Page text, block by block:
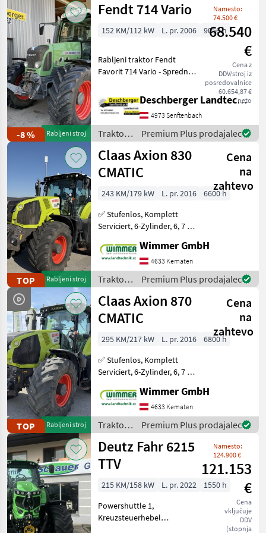
-8 % Rabljeni stroj
Fendt 714 Vario
Namesto:
74.500 €
68.540
€
Cena z
DDV/stroj iz
posredovalnice
60.654,87 €
neto
152 KM/112 kW L. pr. 2006 9056 h
Rabljeni traktor Fendt
Favorit 714 Vario - Sprednje
ventil dw 1/1 zadaj DUDK -
Dodatni ventil dw 1/2 zadaj
DUDK - Dodatni ventil dw
1/3
Deschberger Landtechnik GmbH
4973 Senftenbach
Traktor /
Fendt
Premium Plus prodajalec
TOP Rabljeni stroj
Claas Axion 830
CMATIC
Cena
na
zahtevo
243 KM/179 kW L. pr. 2016
6600 h
✅ Stufenlos, Komplett
Serviciert, 6-Zylinder, 6, 7 L,
CLAAS AXION 830 CMATIC
aus dem Jahr 2016 ist ein
richtig starker Allrounder
für Feld und
Wimmer GmbH
4633 Kematen
Traktor /
Claas
Premium Plus prodajalec
TOP Rabljeni stroj
Claas Axion 870
CMATIC
Cena
na
zahtevo
295 KM/217 kW L. pr. 2016
6800 h
✅ Stufenlos, Komplett
Serviciert, 6-Zylinder, 6, 7 L,
CLAAS AXION 870 CMATIC
aus dem Jahr 2016 ist ein
richtig starker Allrounder
für Feld und
Wimmer GmbH
4633 Kematen
Traktor /
Claas
Premium Plus prodajalec
Deutz Fahr 6215
TTV
Namesto:
124.900 €
121.153
€
Cena
vključuje
DDV
(stopnja
215 KM/158 kW L. pr. 2022
1550 h
Powershuttle 1,
Kreuzsteuerhebel